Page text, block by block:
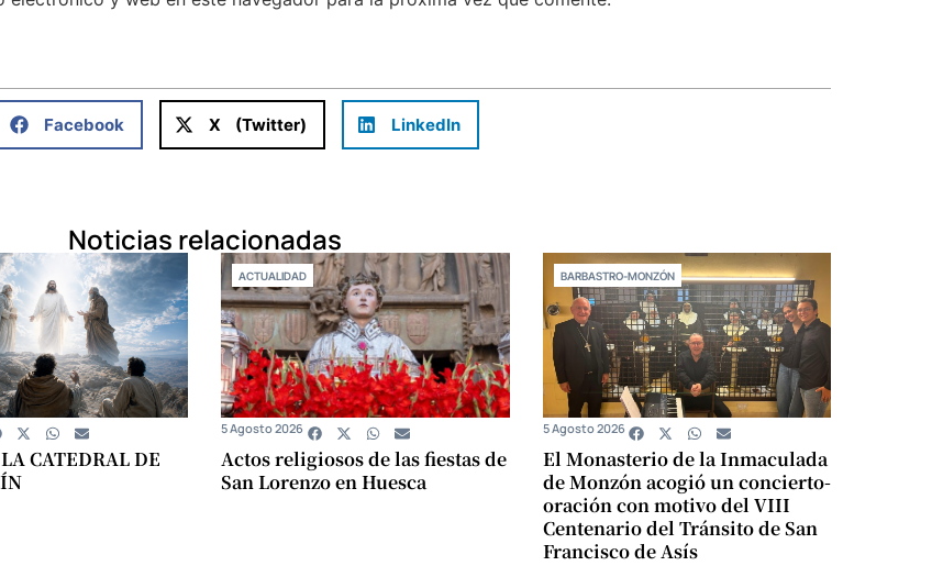
Facebook X (Twitter) LinkedIn
Noticias relacionadas
CATEDRAL DE
ACTUALIDAD
Actos religiosos de las fiestas de
San Lorenzo en Huesca
5 Agosto 2026
BARBASTRO-MONZÓN
El Monasterio de la Inmaculada
de Monzón acogió un concierto-
oración con motivo del VIII
Centenario del Tránsito de San
Francisco de Asís
5 Agosto 2026